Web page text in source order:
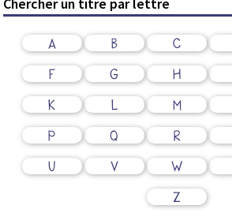
A B C
F
G H
K
L M
P
Q R
U
V W
Z